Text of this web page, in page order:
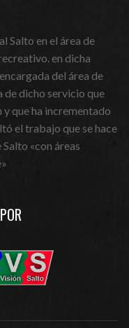
Salto en el área de
en dicha
del área de
de dicho servicio que
que ha incrementado
el trabajo que se hace
«con áreas